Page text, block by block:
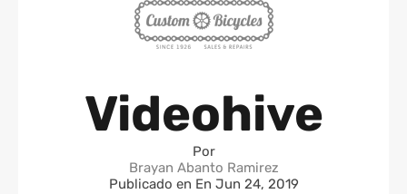
Videohive
Por
Brayan Abanto Ramirez
Publicado en En Jun 24, 2019